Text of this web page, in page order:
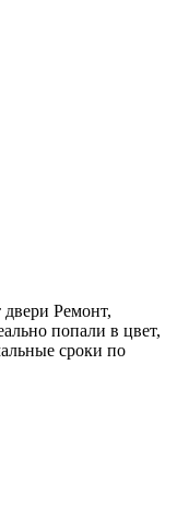
двери Ремонт,
попали в цвет,
сроки по